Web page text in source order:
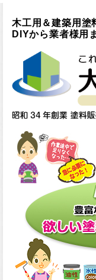
木工用＆建築用塗
DIYから業者様用